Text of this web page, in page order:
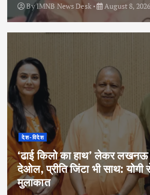
ByIMNB News Desk August 8, 2026
देश-विदेश
‘ढाई किलो का हाथ’ लेकर
देओल, प्रीति जिंटा भी साथ:
मुलाकात